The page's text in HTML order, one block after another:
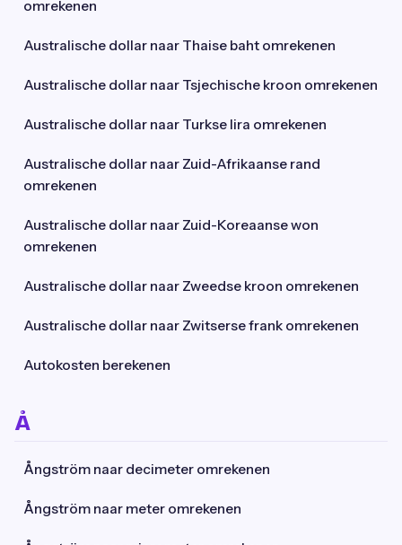
omrekenen
Australische dollar naar Thaise baht omrekenen
Australische dollar naar Tsjechische kroon omrekenen
Australische dollar naar Turkse lira omrekenen
Australische dollar naar Zuid-Afrikaanse rand
omrekenen
Australische dollar naar Zuid-Koreaanse won
omrekenen
Australische dollar naar Zweedse kroon omrekenen
Australische dollar naar Zwitserse frank omrekenen
Autokosten berekenen
Å
Ångström naar decimeter omrekenen
Ångström naar meter omrekenen